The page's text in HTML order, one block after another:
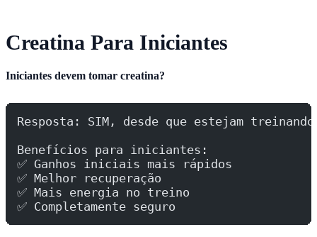
Creatina Para Iniciantes
Iniciantes devem tomar creatina?
Resposta: SIM, desde que estejam
Benefícios para iniciantes:
✅ Ganhos iniciais mais rápidos
✅ Melhor recuperação
✅ Mais energia no treino
✅ Completamente seguro